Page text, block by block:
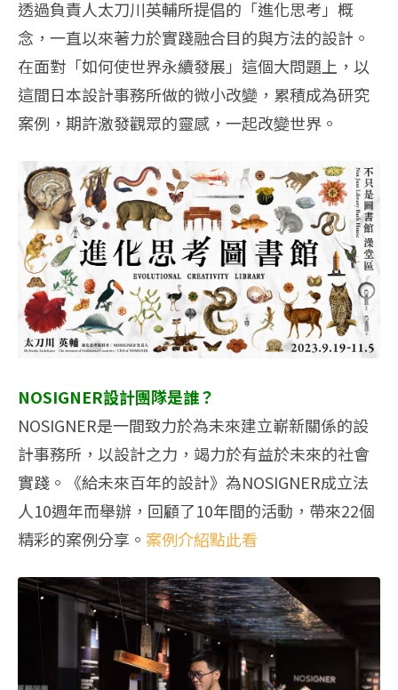
透過負責人太刀川英輔所提倡的「進化思考」概
念，一直以來著力於實踐融合目的與方法的設計。
在面對「如何使世界永續發展」這個大問題上，以
這間日本設計事務所做的微小改變，累積成為研究
案例，期許激發觀眾的靈感，一起改變世界。
NOSIGNER設計團隊是誰？
NOSIGNER是一間致力於為未來建立嶄新關係的設
計事務所，以設計之力，竭力於有益於未來的社會
實踐。《給未來百年的設計》為NOSIGNER成立法
人10週年而舉辦，回顧了10年間的活動，帶來22個
精彩的案例分享。 案例介紹點此看